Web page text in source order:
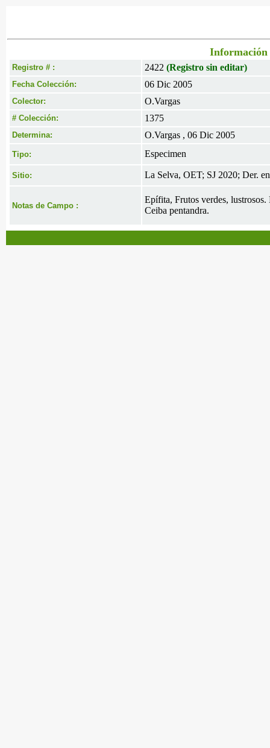
Información
Registro # : 2422 (Registro sin editar)
Fecha Colección: 06 Dic 2005
Colector: O.Vargas
# Colección: 1375
Determina: O.Vargas , 06 Dic 2005
Tipo: Especimen
Sitio: La Selva, OET; SJ 2020; Der.
Notas de Campo :
Epífita, Frutos verdes, lustrosos.
Ceiba pentandra.